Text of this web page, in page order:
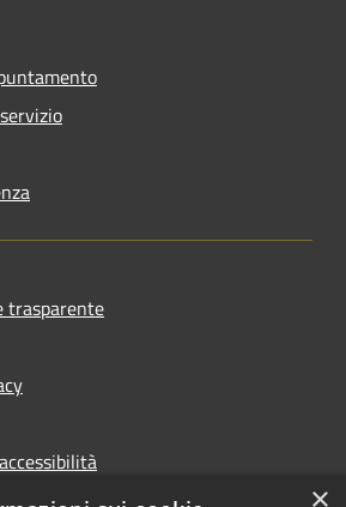
trasparente
del sito
×